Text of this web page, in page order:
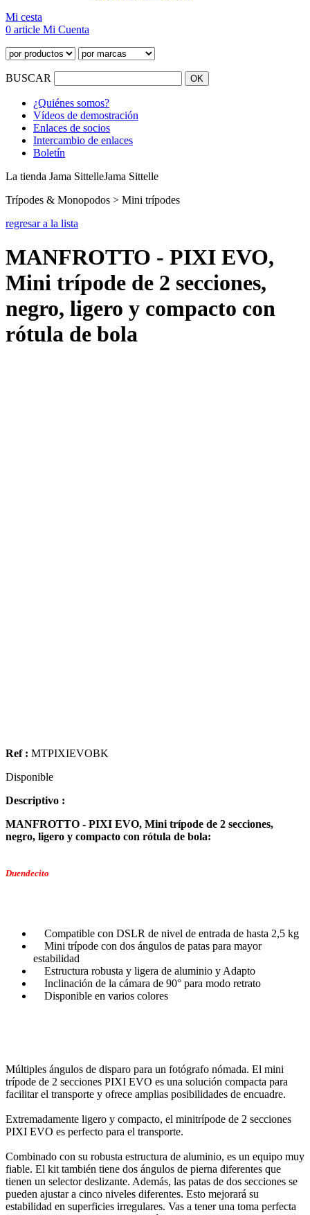
Mi cesta
0 article Mi Cuenta
BUSCAR
¿Quiénes somos?
Vídeos de demostración
Enlaces de socios
Intercambio de enlaces
Boletín
La tienda Jama SittelleJama Sittelle
Trípodes & Monopodos > Mini trípodes
regresar a la lista
MANFROTTO - PIXI EVO,
Mini trípode de 2 secciones,
negro, ligero y compacto con
rótula de bola
Ref : MTPIXIEVOBK
Disponible
Descriptivo :
MANFROTTO - PIXI EVO, Mini trípode de 2 secciones,
negro, ligero y compacto con rótula de bola:
Duendecito
Compatible con DSLR de nivel de entrada de hasta 2,5 kg
Mini trípode con dos ángulos de patas para mayor
estabilidad
Estructura robusta y ligera de aluminio y Adapto
Inclinación de la cámara de 90° para modo retrato
Disponible en varios colores
Múltiples ángulos de disparo para un fotógrafo nómada. El mini
trípode de 2 secciones PIXI EVO es una solución compacta para
facilitar el transporte y ofrece amplias posibilidades de encuadre.
Extremadamente ligero y compacto, el minitrípode de 2 secciones
PIXI EVO es perfecto para el transporte.
Combinado con su robusta estructura de aluminio, es un equipo muy
fiable. El kit también tiene dos ángulos de pierna diferentes que
tienen un selector deslizante. Además, las patas de dos secciones se
pueden ajustar a cinco niveles diferentes. Esto mejorará su
estabilidad en superficies irregulares. Vas a tener una toma perfecta